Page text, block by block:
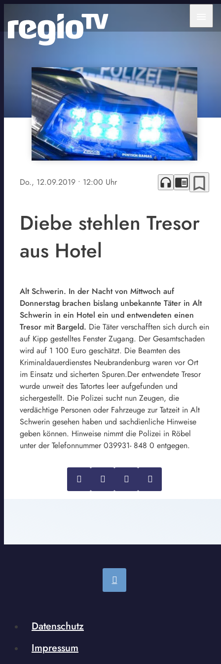
Do., 12.09.2019 • 12:00 Uhr headphones chrome_reader_mode bookmark_border
Diebe stehlen Tresor
aus Hotel
Alt Schwerin. In der Nacht von Mittwoch auf
Donnerstag brachen bislang unbekannte Täter in Alt
Schwerin in ein Hotel ein und entwendeten einen
Tresor mit Bargeld. Die Täter verschafften sich durch ein
auf Kipp gestelltes Fenster Zugang. Der Gesamtschaden
wird auf 1 100 Euro geschätzt. Die Beamten des
Kriminaldauerdienstes Neubrandenburg waren vor Ort
im Einsatz und sicherten Spuren.Der entwendete Tresor
wurde unweit des Tatortes leer aufgefunden und
sichergestellt. Die Polizei sucht nun Zeugen, die
verdächtige Personen oder Fahrzeuge zur Tatzeit in Alt
Schwerin gesehen haben und sachdienliche Hinweise
geben können. Hinweise nimmt die Polizei in Röbel
unter der Telefonnummer 039931- 848 0 entgegen.
Datenschutz
Impressum